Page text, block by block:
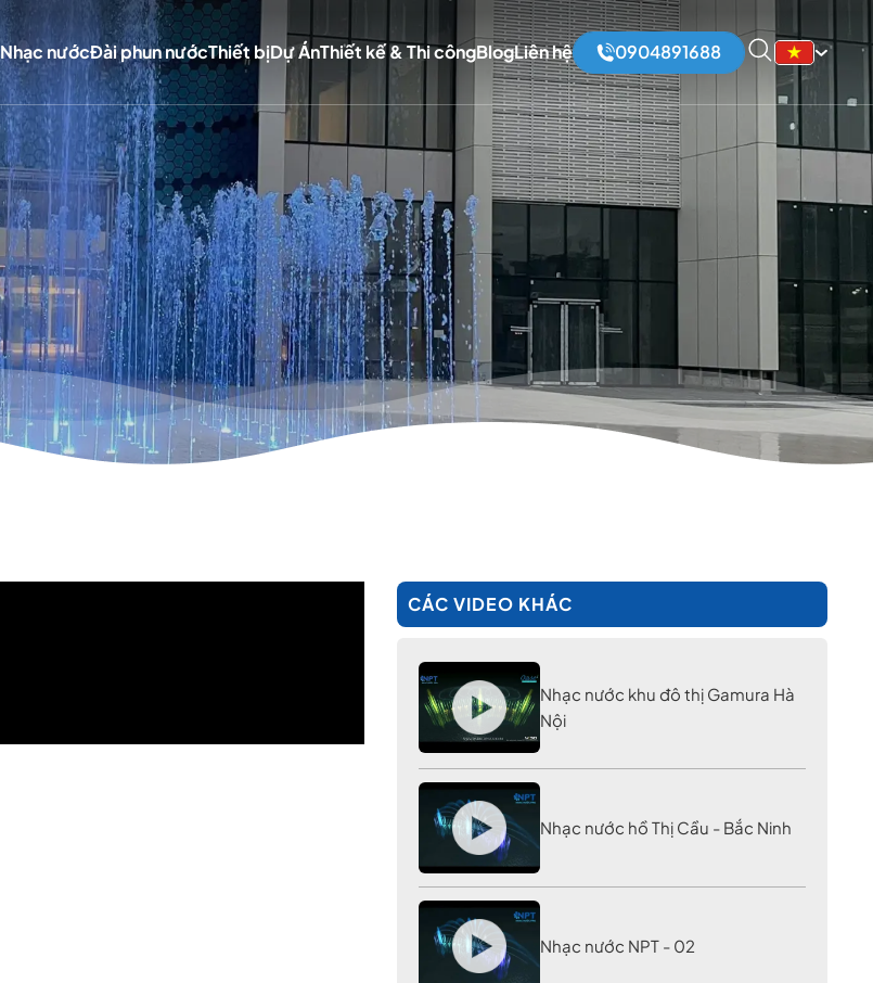
Nhạc nướcĐài phun nướcThiết bịDự ÁnThiết kế & Thi côngBlogLiên hệ 0904891688
CÁC VIDEO KHÁC
Nhạc nước khu đô thị Gamura Hà
Nội
Nhạc nước hồ Thị Cầu - Bắc Ninh
Nhạc nước NPT - 02